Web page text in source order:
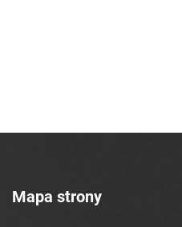
Azotowych w
Tarnowskie Azoty :
Mapa strony